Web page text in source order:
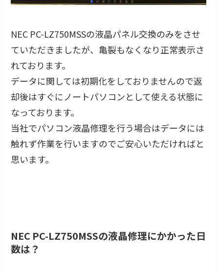
NEC PC-LZ750MSSの液晶パネル交換のみをさせ
ていただきましたが、亀裂もなくなり正常表示さ
れております。
データに関しては初期化をしておりませんので返
却後はすぐにノートパソコンとして使える状態に
なっております。
当社でパソコン液晶修理を行う場合はデータには
触れず作業を行いますのでご安心いただければと
思います。
NEC PC-LZ750MSSの液晶修理にかかった日
数は？